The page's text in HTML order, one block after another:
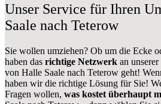
Unser Service für Ihren
Saale nach Teterow
Sie wollen umziehen? Ob um die Ecke
haben das richtige Netzwerk an
von Halle Saale nach Teterow geht!
haben wir die richtige Lösung für Sie!
Fragen wollen, was kostet überhaupt